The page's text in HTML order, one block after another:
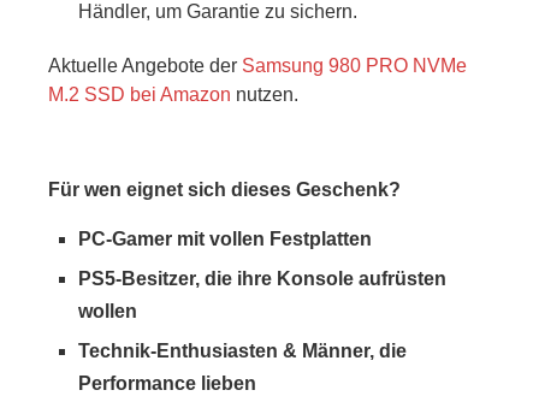
Händler, um Garantie zu sichern.
Aktuelle Angebote der Samsung 980 PRO NVMe
M.2 SSD bei Amazon nutzen.
Für wen eignet sich dieses Geschenk?
PC-Gamer mit vollen Festplatten
PS5-Besitzer, die ihre Konsole aufrüsten
wollen
Technik-Enthusiasten & Männer, die
Performance lieben